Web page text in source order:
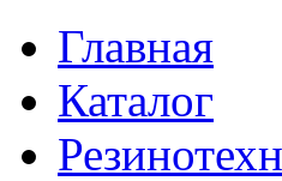
Главная
Каталог